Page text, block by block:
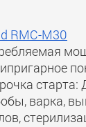
RMC-M30
старта:
варка,